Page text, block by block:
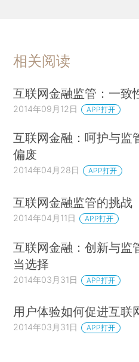
相关阅读
互联网金融监管：一致
2014年09月12日 APP打开
互联网金融：呵护与监
偏废
2014年04月28日 APP打开
互联网金融监管的挑战
2014年04月11日 APP打开
互联网金融：创新与监
当选择
2014年03月31日 APP打开
用户体验如何促进互联
2014年03月31日 APP打开